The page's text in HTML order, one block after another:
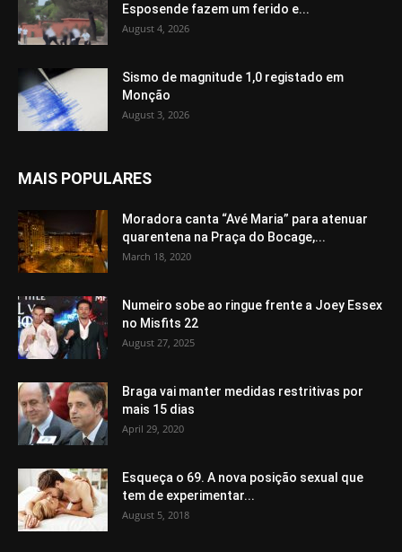
Esposende fazem um ferido e...
August 4, 2026
Sismo de magnitude 1,0 registado em
Monção
August 3, 2026
MAIS POPULARES
Moradora canta “Avé Maria” para atenuar
quarentena na Praça do Bocage,...
March 18, 2020
Numeiro sobe ao ringue frente a Joey Essex
no Misfits 22
August 27, 2025
Braga vai manter medidas restritivas por
mais 15 dias
April 29, 2020
Esqueça o 69. A nova posição sexual que
tem de experimentar...
August 5, 2018